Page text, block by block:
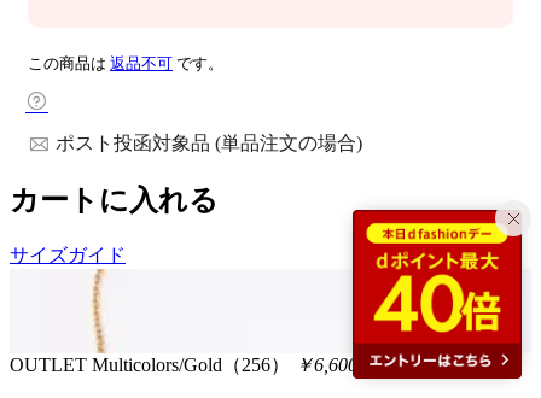
この商品は 返品不可 です。
ポスト投函対象品 (単品注文の場合)
カートに入れる
サイズガイド
OUTLET Multicolors/Gold（256） ￥6,600 税込